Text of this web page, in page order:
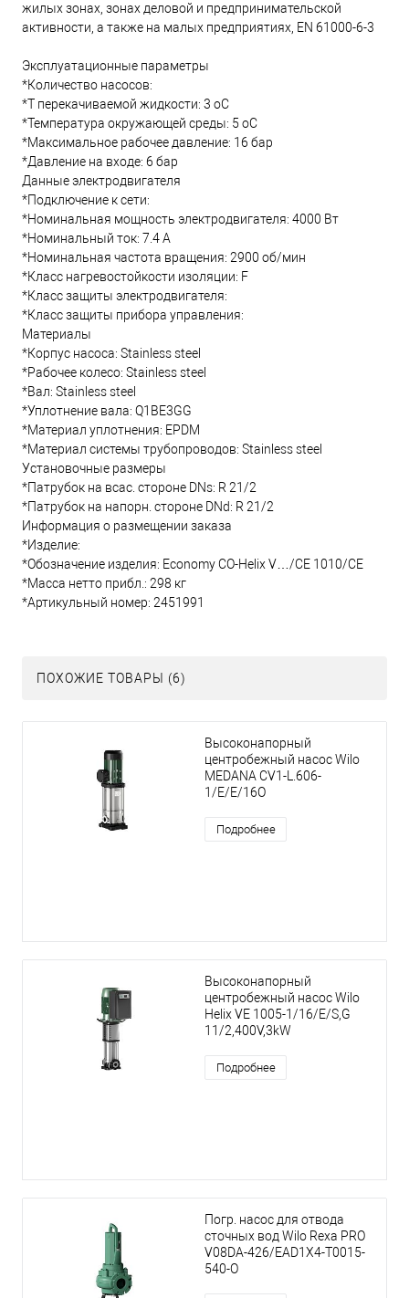
жилых зонах, зонах деловой и предпринимательской
активности, а также на малых предприятиях, EN 61000-6-3
Эксплуатационные параметры
*Количество насосов:
*T перекачиваемой жидкости: 3 oC
*Температура окружающей среды: 5 oC
*Максимальное рабочее давление: 16 бар
*Давление на входе: 6 бар
Данные электродвигателя
*Подключение к сети:
*Номинальная мощность электродвигателя: 4000 Вт
*Номинальный ток: 7.4 А
*Номинальная частота вращения: 2900 об/мин
*Класс нагревостойкости изоляции: F
*Класс защиты электродвигателя:
*Класс защиты прибора управления:
Материалы
*Корпус насоса: Stainless steel
*Рабочее колесо: Stainless steel
*Вал: Stainless steel
*Уплотнение вала: Q1BE3GG
*Материал уплотнения: EPDM
*Материал системы трубопроводов: Stainless steel
Установочные размеры
*Патрубок на всас. стороне DNs: R 21/2
*Патрубок на напорн. стороне DNd: R 21/2
Информация о размещении заказа
*Изделие:
*Обозначение изделия: Economy CO-Helix V…/CE 1010/CE
*Масса нетто прибл.: 298 кг
*Артикульный номер: 2451991
ПОХОЖИЕ ТОВАРЫ (6)
Высоконапорный
центробежный насос Wilo
MEDANA CV1-L.606-
1/E/E/16O
Подробнее
Высоконапорный
центробежный насос Wilo
Helix VE 1005-1/16/E/S,G
11/2,400V,3kW
Подробнее
Погр. насос для отвода
сточных вод Wilo Rexa PRO
V08DA-426/EAD1X4-T0015-
540-O